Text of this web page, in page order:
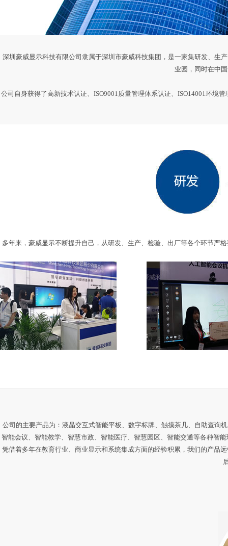
深圳豪威显示科技有限公司隶属于深圳市豪威科技集团，是一家集研发、生
业园，同时在中
公司自身获得了高新技术认证、ISO9001质量管理体系认证、ISO14001环境
多年来，豪威显示不断提升自己，从研发、生产、检验、出厂等各个环节严
公司的主要产品为：液晶交互式智能平板、数字标牌、触摸茶几、自助查询
智能会议、智能教学、智慧市政、智能医疗、智慧园区、智能交通等各种智
凭借着多年在教育行业、商业显示和系统集成方面的经验积累，我们的产品